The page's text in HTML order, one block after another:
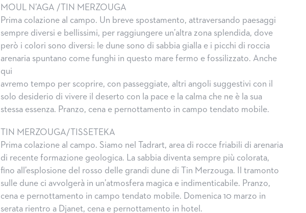
MOUL N’AGA /TIN MERZOUGA
Prima colazione al campo. Un breve spostamento, attraversando paesaggi
sempre diversi e bellissimi, per raggiungere un’altra zona splendida, dove
però i colori sono diversi: le dune sono di sabbia gialla e i picchi di roccia
arenaria spuntano come funghi in questo mare fermo e fossilizzato. Anche
qui
avremo tempo per scoprire, con passeggiate, altri angoli suggestivi con il
solo desiderio di vivere il deserto con la pace e la calma che ne è la sua
stessa essenza. Pranzo, cena e pernottamento in campo tendato mobile.
TIN MERZOUGA/TISSETEKA
Prima colazione al campo. Siamo nel Tadrart, area di rocce friabili di arenaria
di recente formazione geologica. La sabbia diventa sempre più colorata,
fino all’esplosione del rosso delle grandi dune di Tin Merzouga. Il tramonto
sulle dune ci avvolgerà in un’atmosfera magica e indimenticabile. Pranzo,
cena e pernottamento in campo tendato mobile. Domenica 10 marzo in
serata rientro a Djanet, cena e pernottamento in hotel.